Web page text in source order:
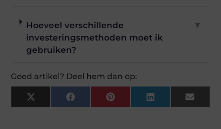
Hoeveel verschillende
investeringsmethoden moet ik
gebruiken?
▼
Goed artikel? Deel hem dan op:
X
(Twitter)
FacebookPinterestLinkedInEmail